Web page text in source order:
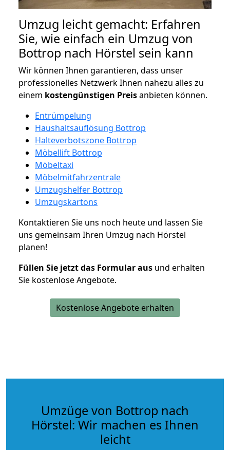
Umzug leicht gemacht: Erfahren
Sie, wie einfach ein Umzug von
Bottrop nach Hörstel sein kann
Wir können Ihnen garantieren, dass unser
professionelles Netzwerk Ihnen nahezu alles zu
einem kostengünstigen Preisanbieten können.
Entrümpelung
Haushaltsauflösung Bottrop
Halteverbotszone Bottrop
Möbellift Bottrop
Möbeltaxi
Möbelmitfahrzentrale
Umzugshelfer Bottrop
Umzugskartons
Kontaktieren Sie uns noch heute und lassen Sie
uns gemeinsam Ihren Umzug nach Hörstel
planen!
Füllen Sie jetzt das Formular aus und erhalten
Sie kostenlose Angebote.
Kostenlose Angebote erhalten
Umzüge von Bottrop nach
Hörstel: Wir machen es Ihnen
leicht